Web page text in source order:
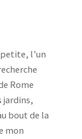
petite, l’un
Rome
jardins,
bout de la
mon